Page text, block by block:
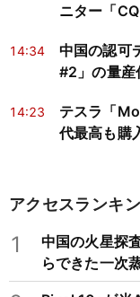
ニター「
14:34
中国の認可
#2」の量
14:23
テスラ「
代最高も購
アクセスランキ
1
中国の火星探
らできた一次